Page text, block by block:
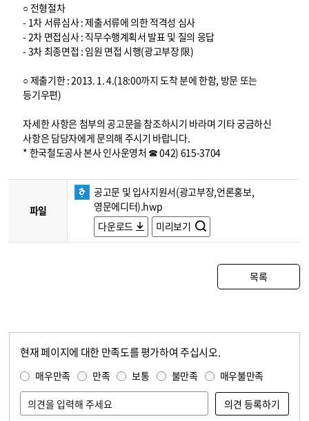
○ 전형절차
- 1차 서류심사 : 제출서류에 의한 적격성 심사
- 2차 면접심사 : 직무수행계획서 발표 및 질의 응답
- 3차 최종면접 : 임원 면접 시행(광고부장 限)
○ 제출기한 : 2013. 1. 4.(18:00까지 도착 분에 한함, 방문 또는
등기우편)
자세한 사항은 첨부의 공고문을 참조하시기 바라며 기타 궁금하신
사항은 담당자에게 문의해 주시기 바랍니다.
* 한국철도공사 본사 인사운영처 ☎ 042) 615-3704
파일
공고문 및 입사지원서(광고부장,언론홍보,
영문에디터).hwp
다운로드
미리보기
목록
현재 페이지에 대한 만족도를 평가하여 주십시오.
매우만족 만족 보통 불만족 매우불만족